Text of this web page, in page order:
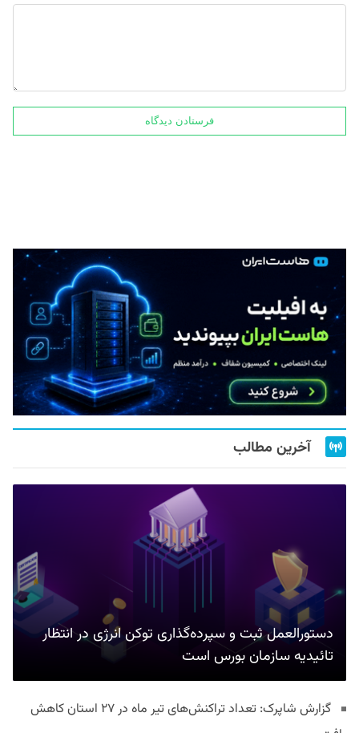
آخرین مطالب
دستورالعمل ثبت و سپرده‌گذاری توکن انرژی در انتظار
تائیدیه سازمان بورس است
گزارش شاپرک: تعداد تراکنش‌های تیر ماه در ۲۷ استان‌ کاهش